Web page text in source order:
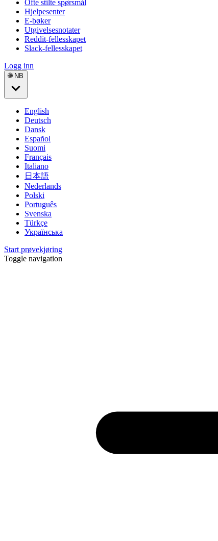
Ofte stilte spørsmål
Hjelpesenter
E-bøker
Utgivelsesnotater
Reddit-fellesskapet
Slack-fellesskapet
Logg inn
🌐 NB
English
Deutsch
Dansk
Español
Suomi
Français
Italiano
日本語
Nederlands
Polski
Português
Svenska
Türkçe
Українська
Start prøvekjøring
Toggle navigation